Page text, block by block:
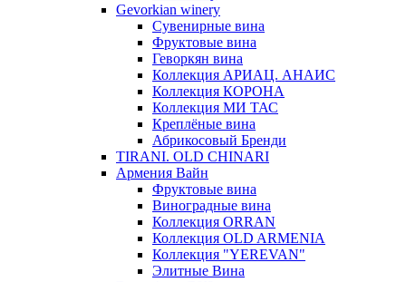
Gevorkian winery
Сувенирные вина
Фруктовые вина
Геворкян вина
Коллекция АРИАЦ. АНАИС
Коллекция КОРОНА
Коллекция МИ ТАС
Креплёные вина
Абрикосовый Бренди
TIRANI. OLD CHINARI
Армения Вайн
Фруктовые вина
Виноградные вина
Коллекция ORRAN
Коллекция OLD ARMENIA
Коллекция "YEREVAN"
Элитные Вина